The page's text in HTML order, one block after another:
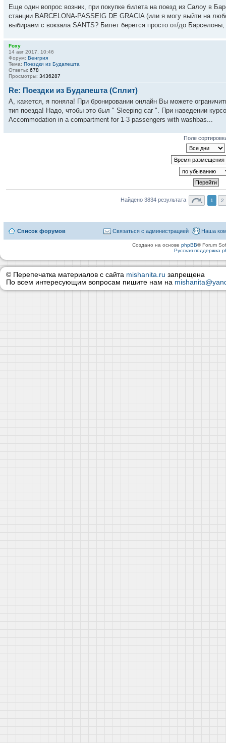
Еще один вопрос возник, при покупке билета на поезд из Салоу в
станции BARCELONA-PASSEIG DE GRACIA (или я могу выйти на
выбираем с вокзала SANTS? Билет берется просто от/до Барселоны,
Foxy
14 авг 2017, 10:46
Форум: Венгрия
Тема: Поездки из Будапешта
Ответы: 678
Просмотры: 3436287
Re: Поездки из Будапешта (Сплит)
А, кажется, я поняла! При бронировании онлайн Вы можете
тип поезда! Надо, чтобы это был " Sleeping car ". При наведении
Accommodation in a compartment for 1-3 passengers with washbas...
Поле
Найдено 3834 результата 1 2
Список форумов Наша
Связаться с администрацией
Создано на основе phpBB® Forum
Русская поддержка
© Перепечатка материалов с сайта mishanita.ru запрещена
По всем интересующим вопросам пишите нам на